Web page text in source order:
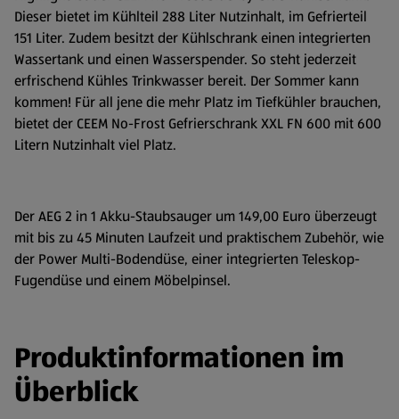
Dieser bietet im Kühlteil 288 Liter Nutzinhalt, im Gefrierteil
151 Liter. Zudem besitzt der Kühlschrank einen integrierten
Wassertank und einen Wasserspender. So steht jederzeit
erfrischend Kühles Trinkwasser bereit. Der Sommer kann
kommen! Für all jene die mehr Platz im Tiefkühler brauchen,
bietet der CEEM No-Frost Gefrierschrank XXL FN 600 mit 600
Litern Nutzinhalt viel Platz.
Der AEG 2 in 1 Akku-Staubsauger um 149,00 Euro überzeugt
mit bis zu 45 Minuten Laufzeit und praktischem Zubehör, wie
der Power Multi-Bodendüse, einer integrierten Teleskop-
Fugendüse und einem Möbelpinsel.
Produktinformationen im
Überblick